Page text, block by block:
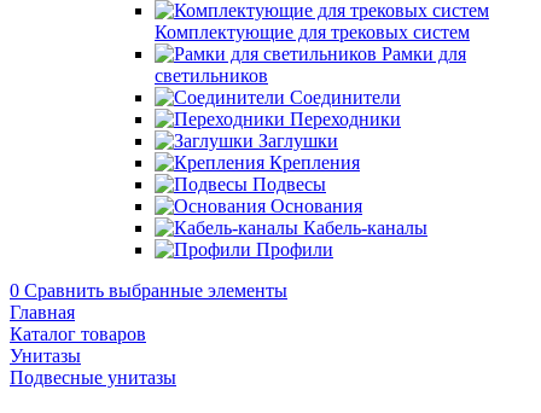
Комплектующие для трековых систем
Рамки для
светильников
Соединители
Переходники
Заглушки
Крепления
Подвесы
Основания
Кабель-каналы
Профили
0 Сравнить выбранные элементы
Главная
Каталог товаров
Унитазы
Подвесные унитазы